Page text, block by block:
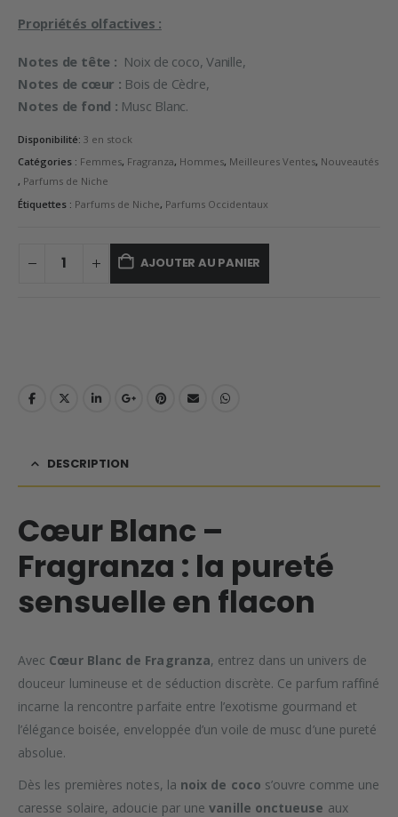
Propriétés olfactives :
Notes de tête : Noix de coco, Vanille,
Notes de cœur : Bois de Cèdre,
Notes de fond : Musc Blanc.
Disponibilité: 3 en stock
Catégories : Femmes, Fragranza, Hommes, Meilleures Ventes, Nouveautés
, Parfums de Niche
Étiquettes : Parfums de Niche, Parfums Occidentaux
AJOUTER AU PANIER
DESCRIPTION
Cœur Blanc –
Fragranza : la pureté
sensuelle en flacon
Avec Cœur Blanc de Fragranza, entrez dans un univers de
douceur lumineuse et de séduction discrète. Ce parfum raffiné
incarne la rencontre parfaite entre l’exotisme gourmand et
l’élégance boisée, enveloppée d’un voile de musc d’une pureté
absolue.
Dès les premières notes, la noix de coco s’ouvre comme une
caresse solaire, adoucie par unevanille onctueuse aux